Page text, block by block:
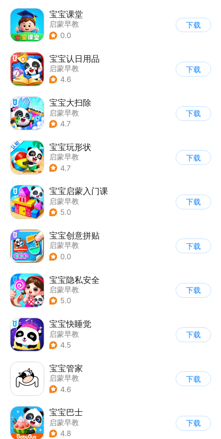
宝宝课堂
启蒙早教
0.0
下载
宝宝认日用品
启蒙早教
4.6
下载
宝宝大扫除
启蒙早教
4.7
下载
宝宝玩形状
启蒙早教
4.7
下载
宝宝启蒙入门课
启蒙早教
5.0
下载
宝宝创意拼贴
启蒙早教
0.0
下载
宝宝隐私安全
启蒙早教
5.0
下载
宝宝快睡觉
启蒙早教
4.5
下载
宝宝管家
启蒙早教
4.6
下载
宝宝巴士
启蒙早教
| 儿童益智游戏
4.8
下载